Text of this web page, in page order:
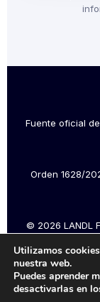
Fuente oficial
Orden 1628/
© 2026 LANDL
Utilizamos
nuestra web.
Puedes aprender
desactivarlas en